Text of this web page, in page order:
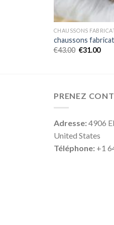
CHAUSSONS
chaussons
€43.00 €31.00
PRENEZ
Adresse:4906
United States
Téléphone: +1